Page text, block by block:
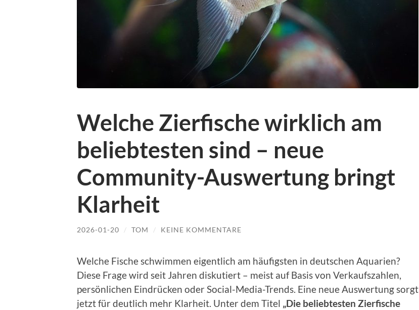
Welche Zierfische wirklich am
beliebtesten sind – neue
Community-Auswertung bringt
Klarheit
2026-01-20 / TOM / KEINE KOMMENTARE
Welche Fische schwimmen eigentlich am häufigsten in deutschen Aquarien?
Diese Frage wird seit Jahren diskutiert – meist auf Basis von Verkaufszahlen,
persönlichen Eindrücken oder Social-Media-Trends. Eine neue Auswertung sorgt
jetzt für deutlich mehr Klarheit. Unter dem Titel „Die beliebtesten Zierfische